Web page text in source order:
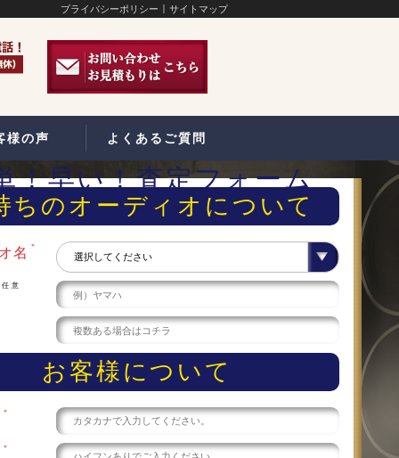
プライバシーポリシー サイトマップ
様の声 よくあるご質問
！早い！査定フォーム
ちのオーディオについて
名 ＊
任意
お客様について
＊
＊